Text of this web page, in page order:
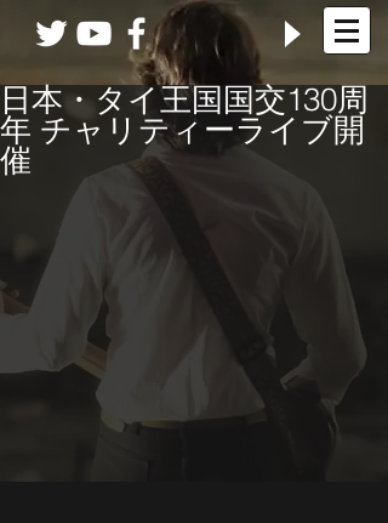
日本・タイ王国国交130周
年 チャリティーライブ開
催